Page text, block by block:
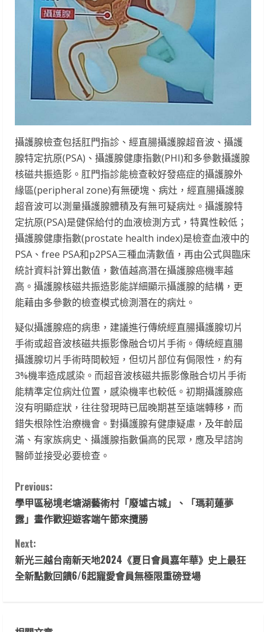
攝護腺檢查包括肛門指診、經直腸攝護腺超音波、攝護
腺特定抗原(PSA)、攝護腺健康指數(PHI)和多參數攝護腺
核磁共振造影。肛門指診能檢查較好發癌症的攝護腺外
緣區(peripheral zone)有無硬塊、病灶，經直腸攝護腺
超音波可以測量攝護腺體積及有無可疑病灶。攝護腺特
定抗原(PSA)是健保給付的血液檢測方式，特異性較低；
攝護腺健康指數(prostate health index)是檢查血液中的
PSA、free PSA和p2PSA三種血清數值，再由公式與臨床
統計資料計算出數值，數值越高潛在攝護腺癌機率越
高。攝護腺核磁共振造影能詳細顯示攝護腺的結構，更
能藉由多參數的檢查模式檢測潛在的病灶。
疑似攝護腺癌的病患，建議進行傳統經直腸攝護腺切片
手術或超音波核磁共振影像融合切片手術。傳統經直腸
攝護腺切片手術時間較短，但切片部位有侷限性，約有
3%機率造成感染。而超音波核磁共振影像融合切片手術
能精準定位病灶位置，感染機率也較低。初期攝護腺癌
沒有明顯症狀，往往發現時已屆晚期甚至遠端轉移，而
錯失根除性治療機會。對攝護腺有健康疑慮，及年齡屆
滿、有家族病史、攝護腺指數偏高的民眾，應及早諮詢
醫師並接受必要檢查。
C
o
n
t
Previous:
學甲區秘境老塘湖藝術村「廢墟古城」、「瑪莉蓮夢
露」畫作歡迎遊客端午節來攬勝
Next:
新光三越台南新天地2024《夏日會員嘉年華》史上最狂
全新點數回饋6/6起寵愛會員無極限重磅登場